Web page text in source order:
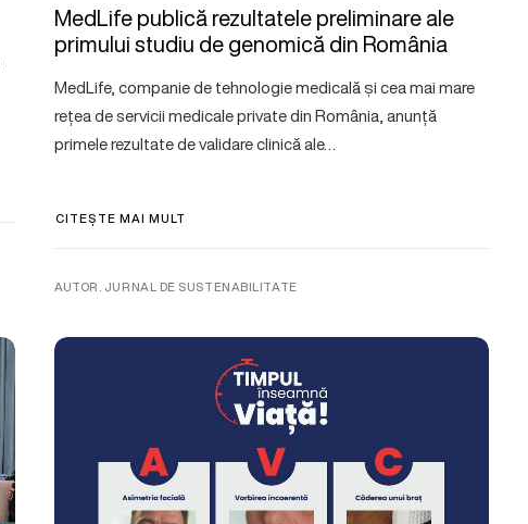
MedLife publică rezultatele preliminare ale
primului studiu de genomică din România
MedLife, companie de tehnologie medicală și cea mai mare
rețea de servicii medicale private din România, anunță
primele rezultate de validare clinică ale…
CITEȘTE MAI MULT
AUTOR. JURNAL DE SUSTENABILITATE